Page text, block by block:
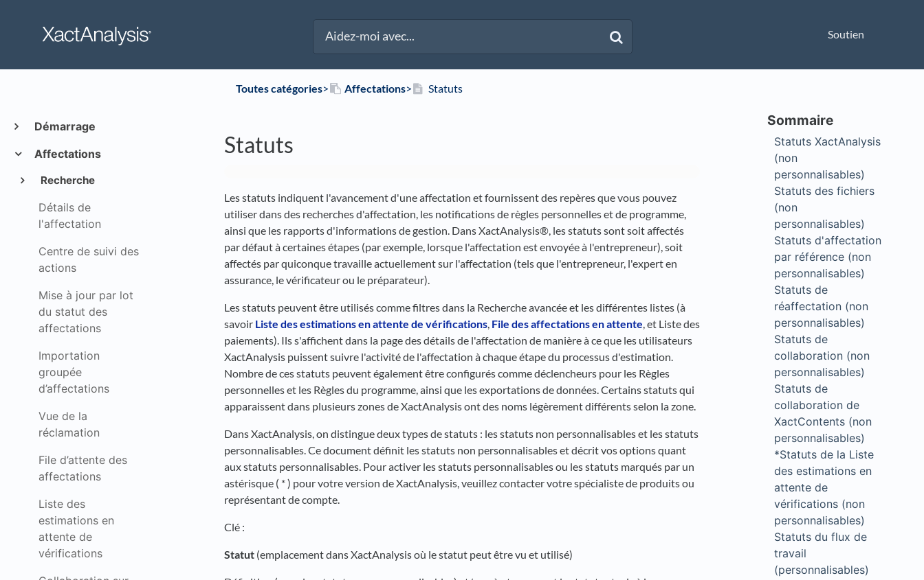
Soutien
Démarrage
Affectations
Recherche
Détails de
l'affectation
Centre de suivi des
actions
Mise à jour par lot
du statut des
affectations
Importation
groupée
d’affectations
Vue de la
réclamation
File d’attente des
affectations
Liste des
estimations en
attente de
vérifications
Toutes catégories​>​ ​Affectations​>​ Statuts
Statuts
Les statuts indiquent l'avancement d'une affectation et fournissent des repères que vous pouvez
utiliser dans des recherches d'affectation, les notifications de règles personnelles et de programme,
ainsi que les rapports d'informations de gestion. Dans XactAnalysis®, les statuts sont soit affectés
par défaut à certaines étapes (par exemple, lorsque l'affectation est envoyée à l'entrepreneur), soit
affectés par quiconque travaille actuellement sur l'affectation (tels que l'entrepreneur, l'expert en
assurance, le vérificateur ou le préparateur).
Les statuts peuvent être utilisés comme filtres dans la Recherche avancée et les différentes listes (à
savoir Liste des estimations en attente de vérifications, File des affectations en attente, et Liste des
paiements). Ils s'affichent dans la page des détails de l'affectation de manière à ce que les utilisateurs
XactAnalysis puissent suivre l'activité de l'affectation à chaque étape du processus d'estimation.
Nombre de ces statuts peuvent également être configurés comme déclencheurs pour les Règles
personnelles et les Règles du programme, ainsi que les exportations de données. Certains statuts qui
apparaissent dans plusieurs zones de XactAnalysis ont des noms légèrement différents selon la zone.
Dans XactAnalysis, on distingue deux types de statuts : les statuts non personnalisables et les statuts
personnalisables. Ce document définit les statuts non personnalisables et décrit vos options quant
aux statuts personnalisables. Pour activer les statuts personnalisables ou les statuts marqués par un
astérisque ( * ) pour votre version de XactAnalysis, veuillez contacter votre spécialiste de produits ou
représentant de compte.
Clé :
Statut (emplacement dans XactAnalysis où le statut peut être vu et utilisé)
Statuts XactAnalysis
(non
personnalisables)
Statuts des fichiers
(non
personnalisables)
Statuts d'affectation
par référence (non
personnalisables)
Statuts de
réaffectation (non
personnalisables)
Statuts de
collaboration (non
personnalisables)
Statuts de
collaboration de
XactContents (non
personnalisables)
*Statuts de la Liste
des estimations en
attente de
vérifications (non
personnalisables)
Statuts du flux de
travail
(personnalisables)